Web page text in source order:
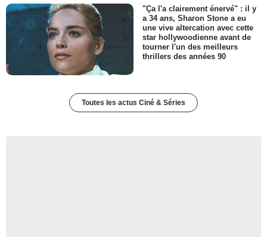
"Ça l'a clairement énervé" : il y
a 34 ans, Sharon Stone a eu
une vive altercation avec cette
star hollywoodienne avant de
tourner l'un des meilleurs
thrillers des années 90
Toutes les actus Ciné & Séries